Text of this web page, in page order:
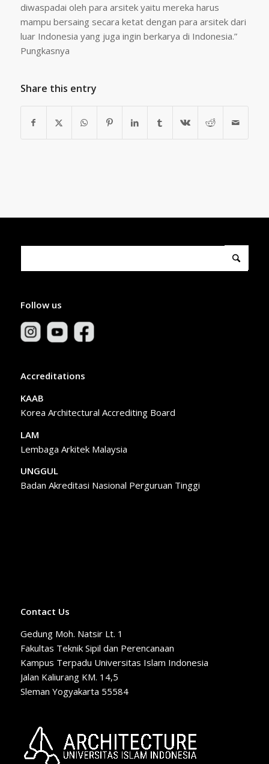
diwaspadai oleh para arsitek yaitu mereka harus
mampu bersaing secara ketat dengan para arsitek dari
luar Indonesia yang juga ingin berkarya di Indonesia.”
Pungkasnya
Share this entry
Follow us
Accreditations
KAAB
Korea Architectural Accrediting Board
LAM
Lembaga Arkitek Malaysia
UNGGUL
Badan Akreditasi Nasional Perguruan Tinggi
Contact Us
Gedung Moh. Natsir Lt. 1
Fakultas Teknik Sipil dan Perencanaan
Kampus Terpadu Universitas Islam Indonesia
Jalan Kaliurang KM. 14,5
Sleman Yogyakarta 55584